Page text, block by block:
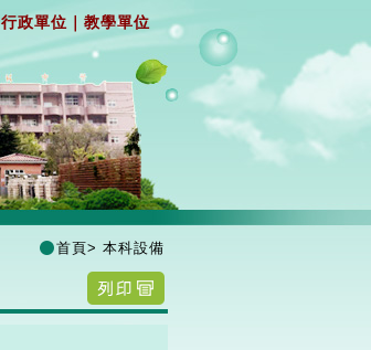
行政單位 教學單位
首頁> 本科設備